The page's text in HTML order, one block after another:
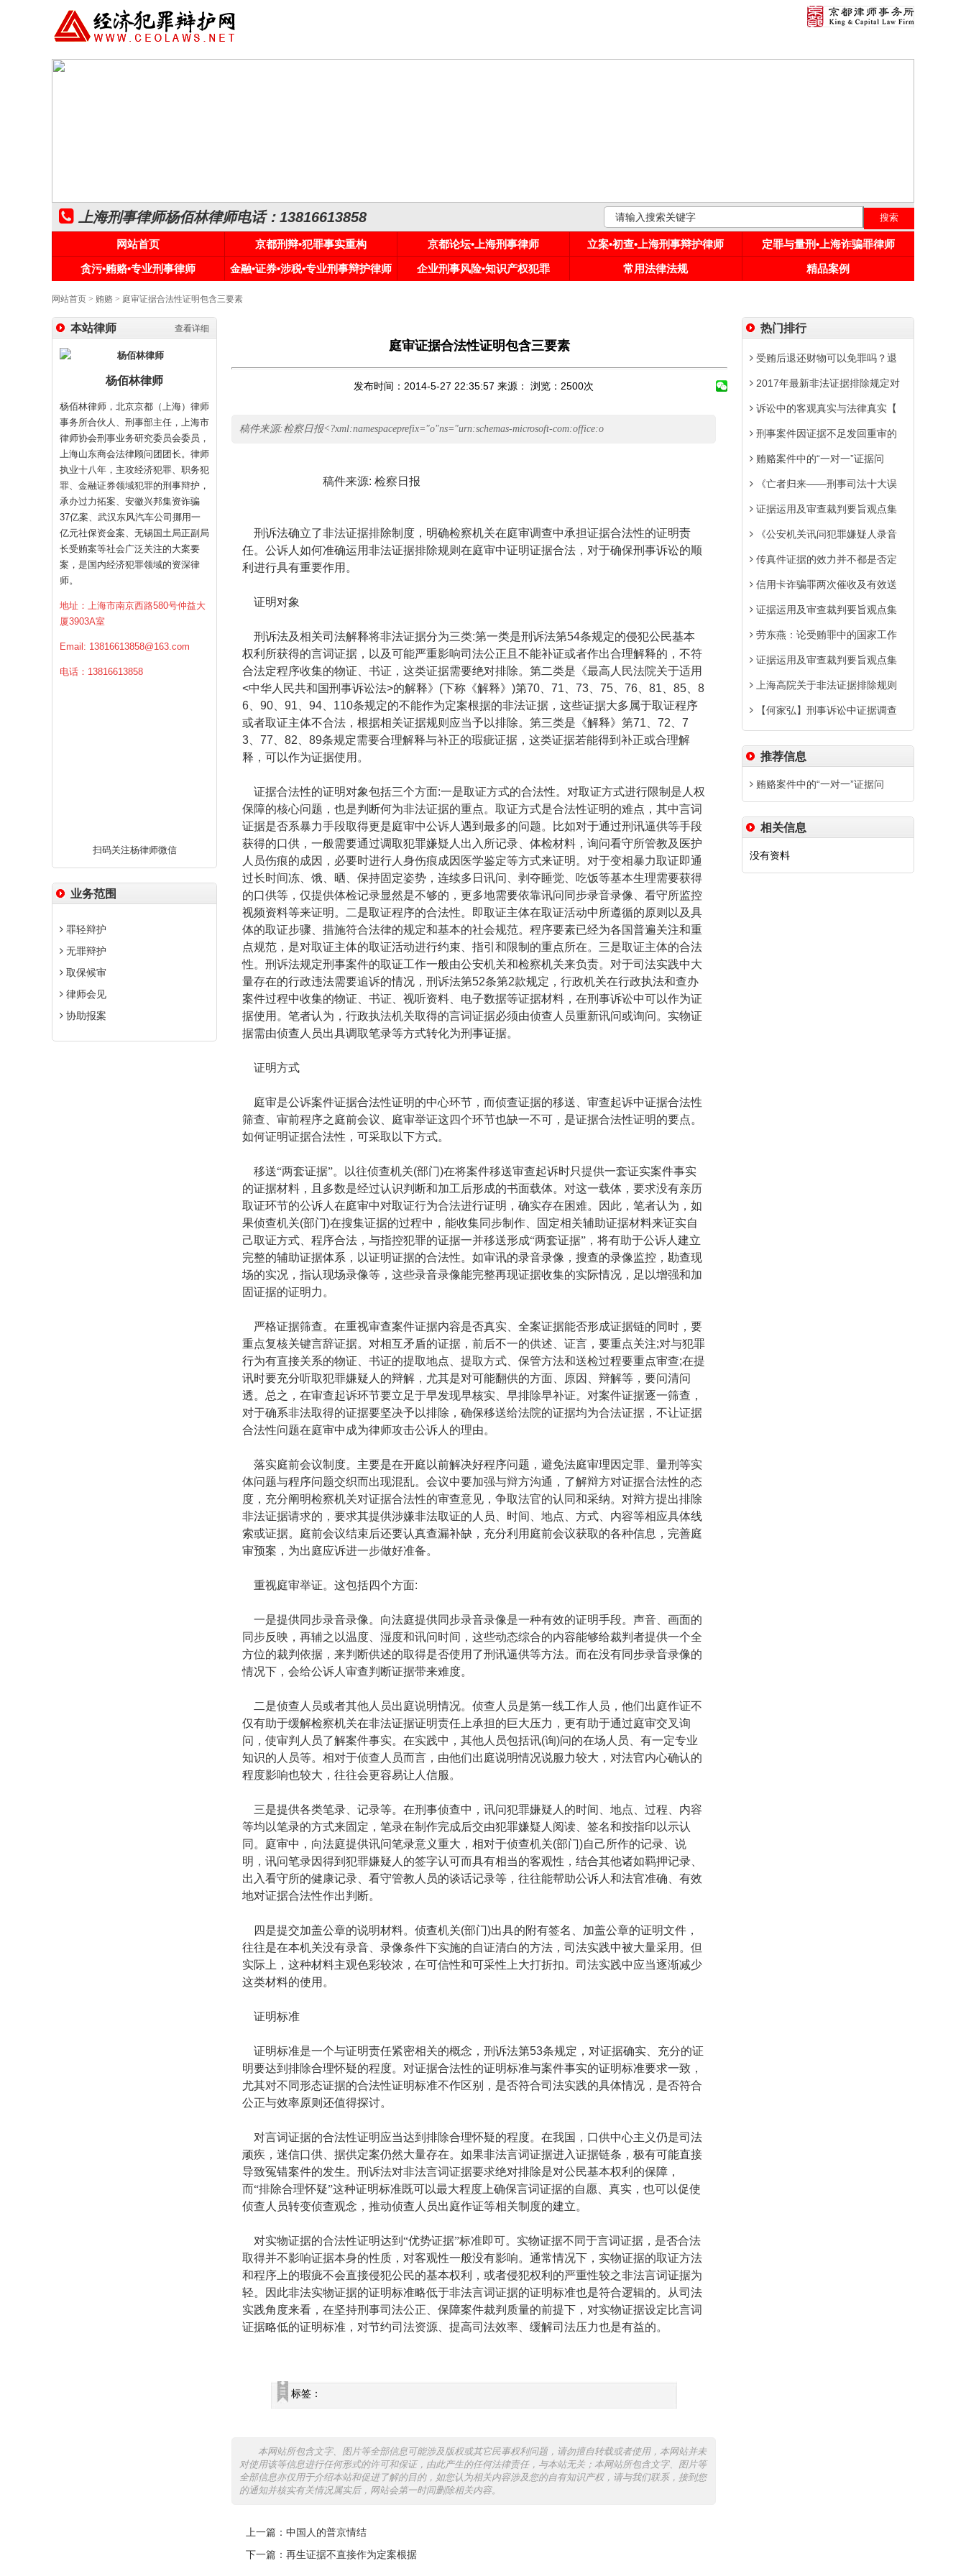
上海刑事律师杨佰林律师电话：13816613858
网站首页 京都刑辩•犯罪事实重构 京都论坛•上海刑事律师 立案•初查•上海刑事辩护律师
定罪与量刑•上海诈骗罪律师
贪污•贿赂•专业刑事律师
金融•证券•涉税•专业刑事辩护律师 企业刑事风险•知识产权犯罪 常用法律法规 精品案例
网站首页 > 贿赂 > 庭审证据合法性证明包含三要素
查看详细
本站律师
杨佰林律师
杨佰林律师，北京京都（上海）律师
事务所合伙人、刑事部主任，上海市
律师协会刑事业务研究委员会委员，
上海山东商会法律顾问团团长。律师
执业十八年，主攻经济犯罪、职务犯
罪、金融证券领域犯罪的刑事辩护，
承办过力拓案、安徽兴邦集资诈骗
37亿案、武汉东风汽车公司挪用一
亿元社保资金案、无锡国土局正副局
长受贿案等社会广泛关注的大案要
案，是国内经济犯罪领域的资深律
师。
地址：上海市南京西路580号仲益大
厦3903A室
Email: 13816613858@163.com
电话：13816613858
扫码关注杨律师微信
业务范围
罪轻辩护
无罪辩护
取保候审
律师会见
协助报案
庭审证据合法性证明包含三要素
发布时间：2014-5-27 22:35:57 来源： 浏览： 2500次
稿件来源:检察日报<?xml:namespaceprefix="o"ns="urn:schemas-microsoft-com:office:o
稿件来源: 检察日报
刑诉法确立了非法证据排除制度，明确检察机关在庭审调查中承担证据合法性的证明责
任。公诉人如何准确运用非法证据排除规则在庭审中证明证据合法，对于确保刑事诉讼的顺
利进行具有重要作用。
证明对象
刑诉法及相关司法解释将非法证据分为三类:第一类是刑诉法第54条规定的侵犯公民基本
权利所获得的言词证据，以及可能严重影响司法公正且不能补证或者作出合理解释的，不符
合法定程序收集的物证、书证，这类证据需要绝对排除。第二类是《最高人民法院关于适用
<中华人民共和国刑事诉讼法>的解释》 (下称《解释》 )第70 71 73 75 76 81 85
8
6
90 91 94 110条规定的不能作为定案根据的非法证据，这些证据大多属于取证程序
或者取证主体不合法，根据相关证据规则应当予以排除。第三类是《解释》第71 72
7
3
77 82 89条规定需要合理解释与补正的瑕疵证据，这类证据若能得到补正或合理解
释，可以作为证据使用。
证据合法性的证明对象包括三个方面:一是取证方式的合法性。对取证方式进行限制是人权
保障的核心问题，也是判断何为非法证据的重点。取证方式是合法性证明的难点，其中言词
证据是否系暴力手段取得更是庭审中公诉人遇到最多的问题。比如对于通过刑讯逼供等手段
获得的口供，一般需要通过调取犯罪嫌疑人出入所记录、体检材料，询问看守所管教及医护
人员伤痕的成因，必要时进行人身伤痕成因医学鉴定等方式来证明。对于变相暴力取证即通
过长时间冻、饿、晒、保持固定姿势，连续多日讯问、剥夺睡觉、吃饭等基本生理需要获得
的口供等，仅提供体检记录显然是不够的，更多地需要依靠讯问同步录音录像、看守所监控
视频资料等来证明。二是取证程序的合法性。即取证主体在取证活动中所遵循的原则以及具
体的取证步骤、措施符合法律的规定和基本的社会规范。程序要素已经为各国普遍关注和重
点规范，是对取证主体的取证活动进行约束、指引和限制的重点所在。三是取证主体的合法
性。刑诉法规定刑事案件的取证工作一般由公安机关和检察机关来负责。对于司法实践中大
量存在的行政违法需要追诉的情况，刑诉法第52条第2款规定，行政机关在行政执法和查办
案件过程中收集的物证、书证、视听资料、电子数据等证据材料，在刑事诉讼中可以作为证
据使用。笔者认为，行政执法机关取得的言词证据必须由侦查人员重新讯问或询问。实物证
据需由侦查人员出具调取笔录等方式转化为刑事证据。
证明方式
庭审是公诉案件证据合法性证明的中心环节，而侦查证据的移送、审查起诉中证据合法性
筛查、审前程序之庭前会议、庭审举证这四个环节也缺一不可，是证据合法性证明的要点。
如何证明证据合法性，可采取以下方式。
移送“两套证据”。以往侦查机关(部门)在将案件移送审查起诉时只提供一套证实案件事实
的证据材料，且多数是经过认识判断和加工后形成的书面载体。对这一载体，要求没有亲历
取证环节的公诉人在庭审中对取证行为合法进行证明，确实存在困难。因此，笔者认为，如
果侦查机关(部门)在搜集证据的过程中，能收集同步制作、固定相关辅助证据材料来证实自
己取证方式、程序合法，与指控犯罪的证据一并移送形成“两套证据”，将有助于公诉人建立
完整的辅助证据体系，以证明证据的合法性。如审讯的录音录像，搜查的录像监控，勘查现
场的实况，指认现场录像等，这些录音录像能完整再现证据收集的实际情况，足以增强和加
固证据的证明力。
严格证据筛查。在重视审查案件证据内容是否真实、全案证据能否形成证据链的同时，要
重点复核关键言辞证据。对相互矛盾的证据，前后不一的供述、证言，要重点关注;对与犯罪
行为有直接关系的物证、书证的提取地点、提取方式、保管方法和送检过程要重点审查;在提
讯时要充分听取犯罪嫌疑人的辩解，尤其是对可能翻供的方面、原因、辩解等，要问清问
透。总之，在审查起诉环节要立足于早发现早核实、早排除早补证。对案件证据逐一筛查，
对于确系非法取得的证据要坚决予以排除，确保移送给法院的证据均为合法证据，不让证据
合法性问题在庭审中成为律师攻击公诉人的理由。
落实庭前会议制度。主要是在开庭以前解决好程序问题，避免法庭审理因定罪、量刑等实
体问题与程序问题交织而出现混乱。会议中要加强与辩方沟通，了解辩方对证据合法性的态
度，充分阐明检察机关对证据合法性的审查意见，争取法官的认同和采纳。对辩方提出排除
非法证据请求的，要求其提供涉嫌非法取证的人员、时间、地点、方式、内容等相应具体线
索或证据。庭前会议结束后还要认真查漏补缺，充分利用庭前会议获取的各种信息，完善庭
审预案，为出庭应诉进一步做好准备。
重视庭审举证。这包括四个方面:
一是提供同步录音录像。向法庭提供同步录音录像是一种有效的证明手段。声音、画面的
同步反映，再辅之以温度、湿度和讯问时间，这些动态综合的内容能够给裁判者提供一个全
方位的裁判依据，来判断供述的取得是否使用了刑讯逼供等方法。而在没有同步录音录像的
情况下，会给公诉人审查判断证据带来难度。
二是侦查人员或者其他人员出庭说明情况。侦查人员是第一线工作人员，他们出庭作证不
仅有助于缓解检察机关在非法证据证明责任上承担的巨大压力，更有助于通过庭审交叉询
问，使审判人员了解案件事实。在实践中，其他人员包括讯(询)问的在场人员、有一定专业
知识的人员等。相对于侦查人员而言，由他们出庭说明情况说服力较大，对法官内心确认的
程度影响也较大，往往会更容易让人信服。
三是提供各类笔录、记录等。在刑事侦查中，讯问犯罪嫌疑人的时间、地点、过程、内容
等均以笔录的方式来固定，笔录在制作完成后交由犯罪嫌疑人阅读、签名和按指印以示认
同。庭审中，向法庭提供讯问笔录意义重大，相对于侦查机关(部门)自己所作的记录、说
明，讯问笔录因得到犯罪嫌疑人的签字认可而具有相当的客观性，结合其他诸如羁押记录、
出入看守所的健康记录、看守管教人员的谈话记录等，往往能帮助公诉人和法官准确、有效
地对证据合法性作出判断。
四是提交加盖公章的说明材料。侦查机关(部门)出具的附有签名、加盖公章的证明文件，
往往是在本机关没有录音、录像条件下实施的自证清白的方法，司法实践中被大量采用。但
实际上，这种材料主观色彩较浓，在可信性和可采性上大打折扣。司法实践中应当逐渐减少
这类材料的使用。
证明标准
证明标准是一个与证明责任紧密相关的概念，刑诉法第53条规定，对证据确实、充分的证
明要达到排除合理怀疑的程度。对证据合法性的证明标准与案件事实的证明标准要求一致，
尤其对不同形态证据的合法性证明标准不作区别，是否符合司法实践的具体情况，是否符合
公正与效率原则还值得探讨。
对言词证据的合法性证明应当达到排除合理怀疑的程度。在我国，口供中心主义仍是司法
顽疾，迷信口供、据供定案仍然大量存在。如果非法言词证据进入证据链条，极有可能直接
导致冤错案件的发生。刑诉法对非法言词证据要求绝对排除是对公民基本权利的保障，
而“排除合理怀疑”这种证明标准既可以最大程度上确保言词证据的自愿、真实，也可以促使
侦查人员转变侦查观念，推动侦查人员出庭作证等相关制度的建立。
对实物证据的合法性证明达到“优势证据”标准即可。实物证据不同于言词证据，是否合法
取得并不影响证据本身的性质，对客观性一般没有影响。通常情况下，实物证据的取证方法
和程序上的瑕疵不会直接侵犯公民的基本权利，或者侵犯权利的严重性较之非法言词证据为
轻。因此非法实物证据的证明标准略低于非法言词证据的证明标准也是符合逻辑的。从司法
实践角度来看，在坚持刑事司法公正、保障案件裁判质量的前提下，对实物证据设定比言词
证据略低的证明标准，对节约司法资源、提高司法效率、缓解司法压力也是有益的。
标签：
本网站所包含文字、图片等全部信息可能涉及版权或其它民事权利问题，请勿擅自转载或者使用，本网站并未
对使用该等信息进行任何形式的许可和保证，由此产生的任何法律责任，与本站无关；本网站所包含文字、图片等
全部信息亦仅用于介绍本站和促进了解的目的，如您认为相关内容涉及您的自有知识产权，请与我们联系，接到您
的通知并核实有关情况属实后，网站会第一时间删除相关内容。
上一篇： 中国人的普京情结
下一篇： 再生证据不直接作为定案根据
热门排行
受贿后退还财物可以免罪吗？退
2017年最新非法证据排除规定对
诉讼中的客观真实与法律真实【
刑事案件因证据不足发回重审的
贿赂案件中的“一对一”证据问
《亡者归来——刑事司法十大误
证据运用及审查裁判要旨观点集
《公安机关讯问犯罪嫌疑人录音
传真件证据的效力并不都是否定
信用卡诈骗罪两次催收及有效送
证据运用及审查裁判要旨观点集
劳东燕：论受贿罪中的国家工作
证据运用及审查裁判要旨观点集
上海高院关于非法证据排除规则
【何家弘】刑事诉讼中证据调查
推荐信息
贿赂案件中的“一对一”证据问
相关信息
没有资料